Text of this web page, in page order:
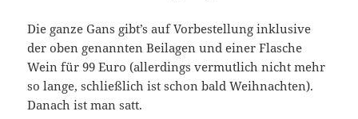
Die ganze Gans gibt’s auf Vorbestellung inklusive
der oben genannten Beilagen und einer Flasche
Wein für 99 Euro (allerdings vermutlich nicht mehr
so lange, schließlich ist schon bald Weihnachten).
Danach ist man satt.